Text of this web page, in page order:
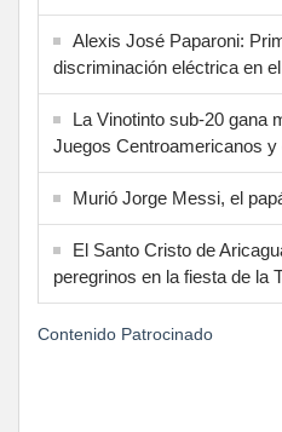
Alexis José Paparoni:
discriminación eléctrica en
La Vinotinto sub-20 gana
Juegos Centroamericanos y
Murió Jorge Messi, el
El Santo Cristo de
peregrinos en la fiesta de la
Contenido Patrocinado